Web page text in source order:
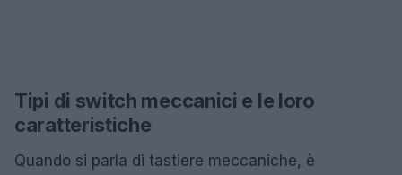
Tipi di switch meccanici e le loro
caratteristiche
Quando si parla di tastiere meccaniche, è